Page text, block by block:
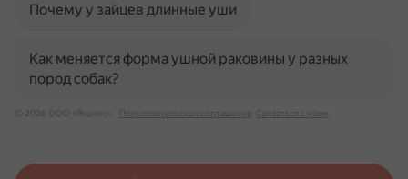
Почему у зайцев длинные уши
Как меняется форма ушной раковины у разных
пород собак?
© 2026 ООО «Яндекс» Пользовательское соглашение Связаться с нами